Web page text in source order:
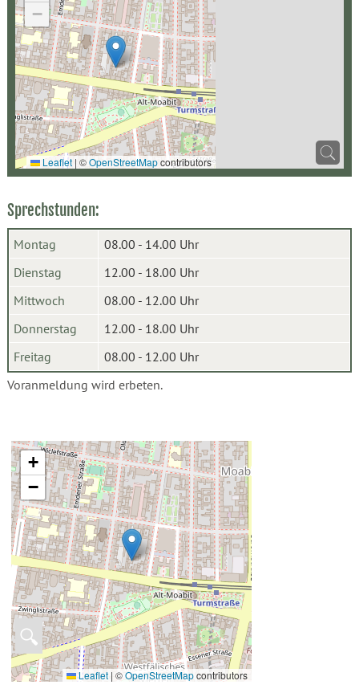
−
Leaflet | ©OpenStreetMapcontributors
Sprechstunden:
Montag
08.00 - 14.00 Uhr
Dienstag
12.00 - 18.00 Uhr
Mittwoch
08.00 - 12.00 Uhr
Donnerstag
12.00 - 18.00 Uhr
Freitag
08.00 - 12.00 Uhr
Voranmeldung wird erbeten.
🔍
+
−
Leaflet | ©OpenStreetMapcontributors